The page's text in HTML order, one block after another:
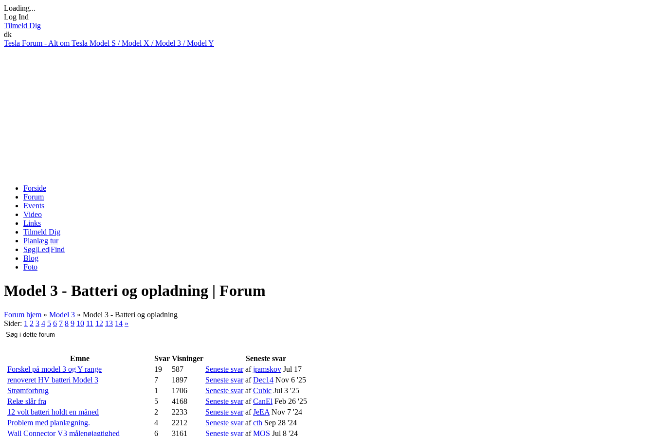
Loading...
Log Ind
Tilmeld Dig
dk
Tesla Forum - Alt om Tesla Model S / Model X / Model 3 / Model Y
Forside
Forum
Events
Video
Links
Tilmeld Dig
Planlæg tur
Søg|Led|Find
Blog
Foto
Model 3 - Batteri og opladning | Forum
Forum hjem » Model 3 » Model 3 - Batteri og opladning
Sider: 1 2 3 4 5 6 7 8 9 10 11 12 13 14 »
Emne Svar Visninger
Seneste svar
Forskel på model 3 og Y range
19 587 Seneste svarafjramskov Jul 17
renoveret HV batteri Model 3
7 1897 Seneste svarafDec14 Nov 6 '25
Strømforbrug
1 1706 Seneste svarafCubic Jul 3 '25
Relæ slår fra
5 4168 Seneste svarafCanEl Feb 26 '25
12 volt batteri holdt en måned
2 2233 Seneste svarafJeEA Nov 7 '24
Problem med planlægning.
4 2212 Seneste svarafcth Sep 28 '24
Wall Connector V3 målenøjagtighed
6 3161 Seneste svarafMOS Jul 8 '24